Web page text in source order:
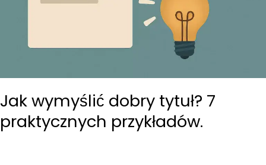
Jak wymyślić dobry tytuł? 7
praktycznych przykładów.